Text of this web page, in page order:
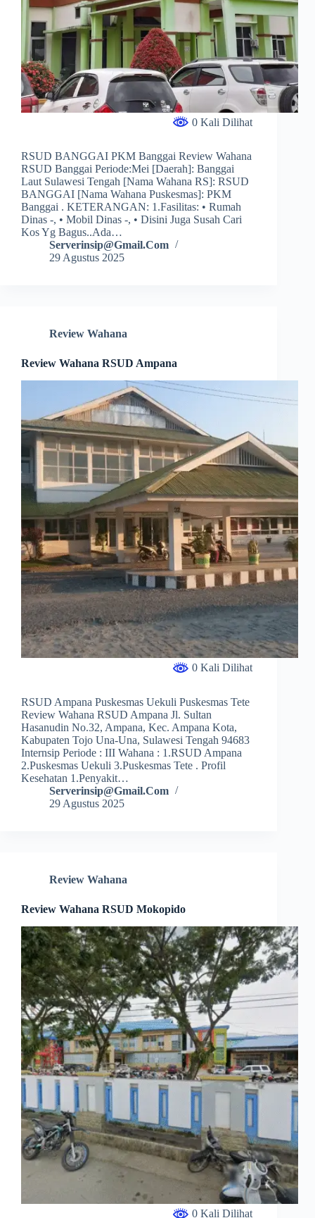
0 Kali Dilihat
RSUD BANGGAI PKM Banggai Review Wahana
RSUD Banggai Periode:Mei [Daerah]: Banggai
Laut Sulawesi Tengah [Nama Wahana RS]: RSUD
BANGGAI [Nama Wahana Puskesmas]: PKM
Banggai . KETERANGAN: 1.fasilitas: • Rumah
Dinas -, • Mobil Dinas -, • Disini Juga Susah Cari
Kos Yg Bagus..ada…
Serverinsip@gmail.com
29 Agustus 2025
Review Wahana
Review Wahana RSUD Ampana
0 Kali Dilihat
RSUD Ampana Puskesmas Uekuli Puskesmas Tete
Review Wahana RSUD Ampana Jl. Sultan
Hasanudin No.32, Ampana, Kec. Ampana Kota,
Kabupaten Tojo Una-Una, Sulawesi Tengah 94683
Internsip Periode : III Wahana : 1.RSUD Ampana
2.Puskesmas Uekuli 3.Puskesmas Tete . Profil
Kesehatan 1.Penyakit…
Serverinsip@gmail.com
29 Agustus 2025
Review Wahana
Review Wahana RSUD Mokopido
0 Kali Dilihat